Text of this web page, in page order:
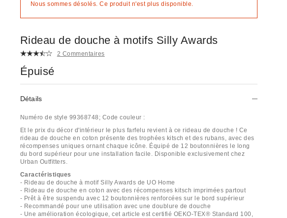
Nous sommes désolés. Ce produit n'est plus disponible.
Rideau de douche à motifs Silly Awards
2 Commentaires
Épuisé
Détails
Numéro de style 99368748; Code couleur :
Et le prix du décor d'intérieur le plus farfelu revient à ce rideau de douche ! Ce
rideau de douche en coton présente des trophées kitsch et des rubans, avec des
récompenses uniques ornant chaque icône. Équipé de 12 boutonnières le long
du bord supérieur pour une installation facile. Disponible exclusivement chez
Urban Outfitters.
Caractéristiques
- Rideau de douche à motif Silly Awards de UO Home
- Rideau de douche en coton avec des récompenses kitsch imprimées partout
- Prêt à être suspendu avec 12 boutonnières renforcées sur le bord supérieur
- Recommandé pour une utilisation avec une doublure de douche
- Une amélioration écologique, cet article est certifié OEKO-TEX® Standard 100,